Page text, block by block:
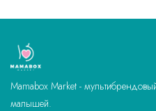
Mamabox Market -
малышей.